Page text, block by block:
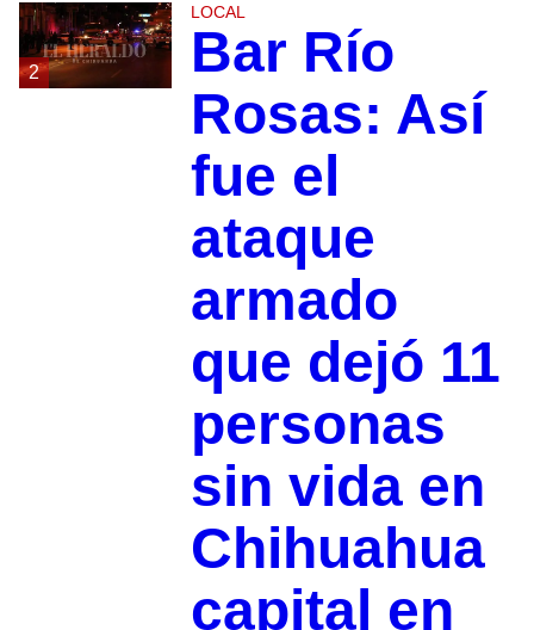
2
LOCAL
Bar Río
Rosas: Así
fue el
ataque
armado
que dejó 11
personas
sin vida en
Chihuahua
capital en